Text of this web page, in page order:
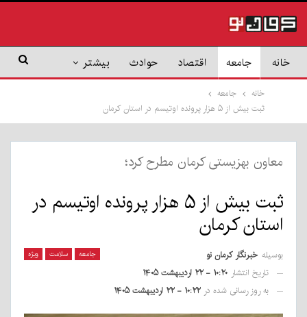
خانه جامعه اقتصاد حوادث بیشتر
خانه
جامعه
ثبت بیش از ۵ هزار پرونده اوتیسم در استان کرمان
معاون بهزیستی کرمان مطرح کرد؛
ثبت بیش از ۵ هزار پرونده اوتیسم در
استان کرمان
جامعه سلامت ویژه بوسیله خبرنگار کرمان نو
تاریخ انتشار ۱۰:۲۰ - ۲۲ اردیبهشت ۱۴۰۵
به روز رسانی شده در ۱۰:۲۲ - ۲۲ اردیبهشت ۱۴۰۵